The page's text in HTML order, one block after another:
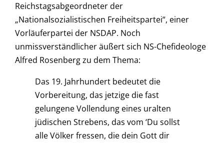
Reichstagsabgeordneter der
„Nationalsozialistischen Freiheitspartei“, einer
Vorläuferpartei der NSDAP. Noch
unmissverständlicher äußert sich NS-Chefideologe
Alfred Rosenberg zu dem Thema:
Das 19. Jahrhundert bedeutet die
Vorbereitung, das jetzige die fast
gelungene Vollendung eines uralten
jüdischen Strebens, das vom ‘Du sollst
alle Völker fressen, die dein Gott dir